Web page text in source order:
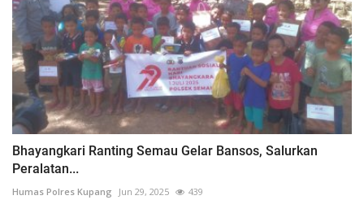
Bhayangkari Ranting Semau Gelar Bansos, Salurkan
Peralatan...
Humas Polres Kupang Jun 29, 2025 439